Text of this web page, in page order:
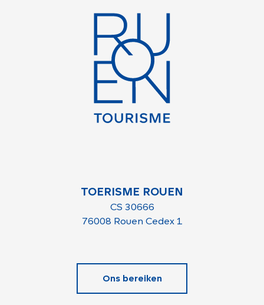
TOERISME ROUEN
CS 30666
76008 Rouen Cedex 1
Ons bereiken